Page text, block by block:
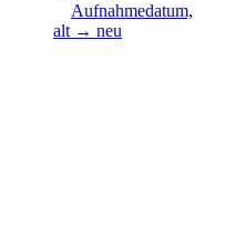
Aufnahmedatum,
alt → neu